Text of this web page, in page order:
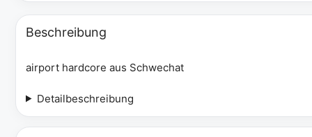
Beschreibung
airport hardcore aus Schwechat
Detailbeschreibung